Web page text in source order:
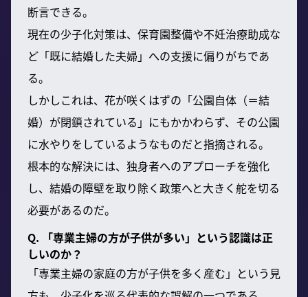
断言できる。
現在の少子化対策は、保育園整備や不妊治療助成な
ど「既に結婚した夫婦」への支援に偏りがちであ
る。
しかしこれは、花が咲くはずの「公園自体（＝結
婚）が閉鎖されている」にもかかわらず、その公園
に水やりをしているようなものだと指摘される。
根本的な解決には、独身者へのアプローチを強化
し、結婚の障壁を取り除く政策へと大きく舵を切る
必要があるのだ。
Q. 「専業主婦の方が子供が多い」という認識は正
しいのか？
「専業主婦の家庭の方が子供を多く産む」という見